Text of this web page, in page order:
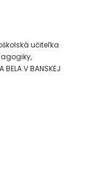
učiteľka
BELA V BANSKEJ